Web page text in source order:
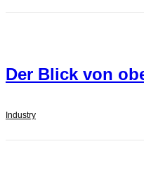
Der Blick von
Industry